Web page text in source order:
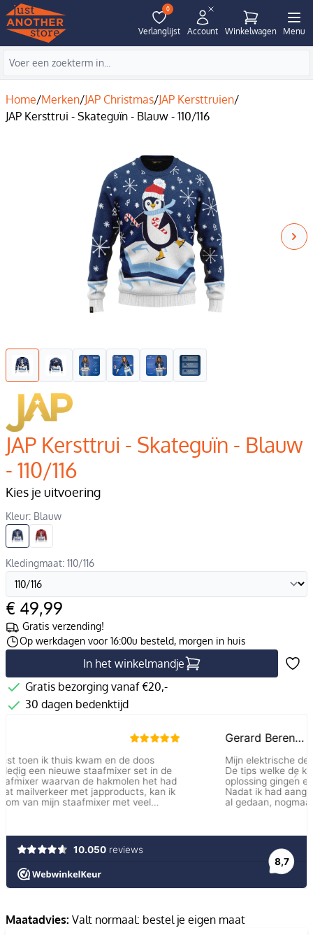
0
Verlanglijst Account Winkelwagen Menu
Home/Merken/JAP Christmas/JAP Kersttruien/
JAP Kersttrui - Skateguïn - Blauw - 110/116
JAP Kersttrui - Skateguïn - Blauw
- 110/116
Kies je uitvoering
Kleur: Blauw
Kledingmaat: 110/116
€ 49,99
Gratis verzending!
Op werkdagen voor 16:00u besteld, morgen in huis
In het winkelmandje
Gratis bezorging vanaf €20,-
30 dagen bedenktijd
Maatadvies: Valt normaal: bestel je eigen maat